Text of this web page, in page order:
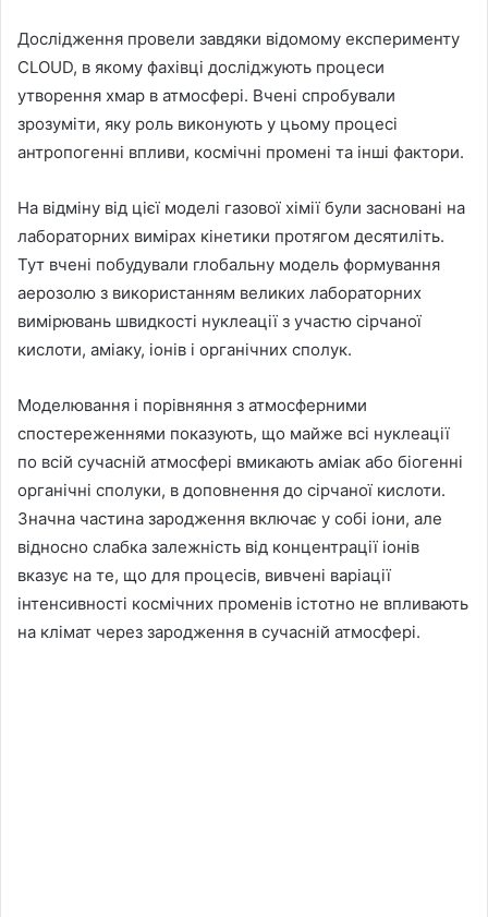
Дослідження провели завдяки відомому експерименту
CLOUD, в якому фахівці досліджують процеси
утворення хмар в атмосфері. Вчені спробували
зрозуміти, яку роль виконують у цьому процесі
антропогенні впливи, космічні промені та інші фактори.
На відміну від цієї моделі газової хімії були засновані на
лабораторних вимірах кінетики протягом десятиліть.
Тут вчені побудували глобальну модель формування
аерозолю з використанням великих лабораторних
вимірювань швидкості нуклеації з участю сірчаної
кислоти, аміаку, іонів і органічних сполук.
Моделювання і порівняння з атмосферними
спостереженнями показують, що майже всі нуклеації
по всій сучасній атмосфері вмикають аміак або біогенні
органічні сполуки, в доповнення до сірчаної кислоти.
Значна частина зародження включає у собі іони, але
відносно слабка залежність від концентрації іонів
вказує на те, що для процесів, вивчені варіації
інтенсивності космічних променів істотно не впливають
на клімат через зародження в сучасній атмосфері.